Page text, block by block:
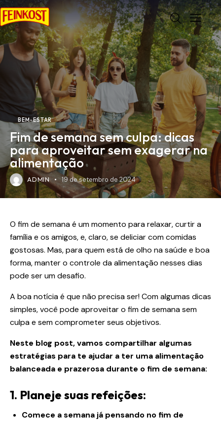
BEM-ESTAR
Fim de semana sem culpa: dicas
para aproveitar sem exagerar na
alimentação
ADMIN 19 de setembro de 2024
O fim de semana é um momento para relaxar, curtir a
família e os amigos, e, claro, se deliciar com comidas
gostosas. Mas, para quem está de olho na saúde e boa
forma, manter o controle da alimentação nesses dias
pode ser um desafio.
A boa notícia é que não precisa ser! Com algumas dicas
simples, você pode aproveitar o fim de semana sem
culpa e sem comprometer seus objetivos.
Neste blog post, vamos compartilhar algumas
estratégias para te ajudar a ter uma alimentação
balanceada e prazerosa durante o fim de semana:
1. Planeje suas refeições:
Comece a semana já pensando no fim de